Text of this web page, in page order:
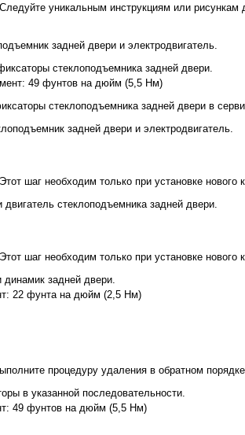
Следуйте уникальным инструкциям или рисункам
задней двери и электродвигатель.
стеклоподъемника задней двери.
49 фунтов на дюйм (5,5 Нм)
стеклоподъемника задней двери в
задней двери и электродвигатель.
Этот шаг необходим только при установке нового
стеклоподъемника задней двери.
Этот шаг необходим только при установке нового
задней двери.
22 фунта на дюйм (2,5 Нм)
процедуру удаления в обратном
в указанной последовательности.
49 фунтов на дюйм (5,5 Нм)